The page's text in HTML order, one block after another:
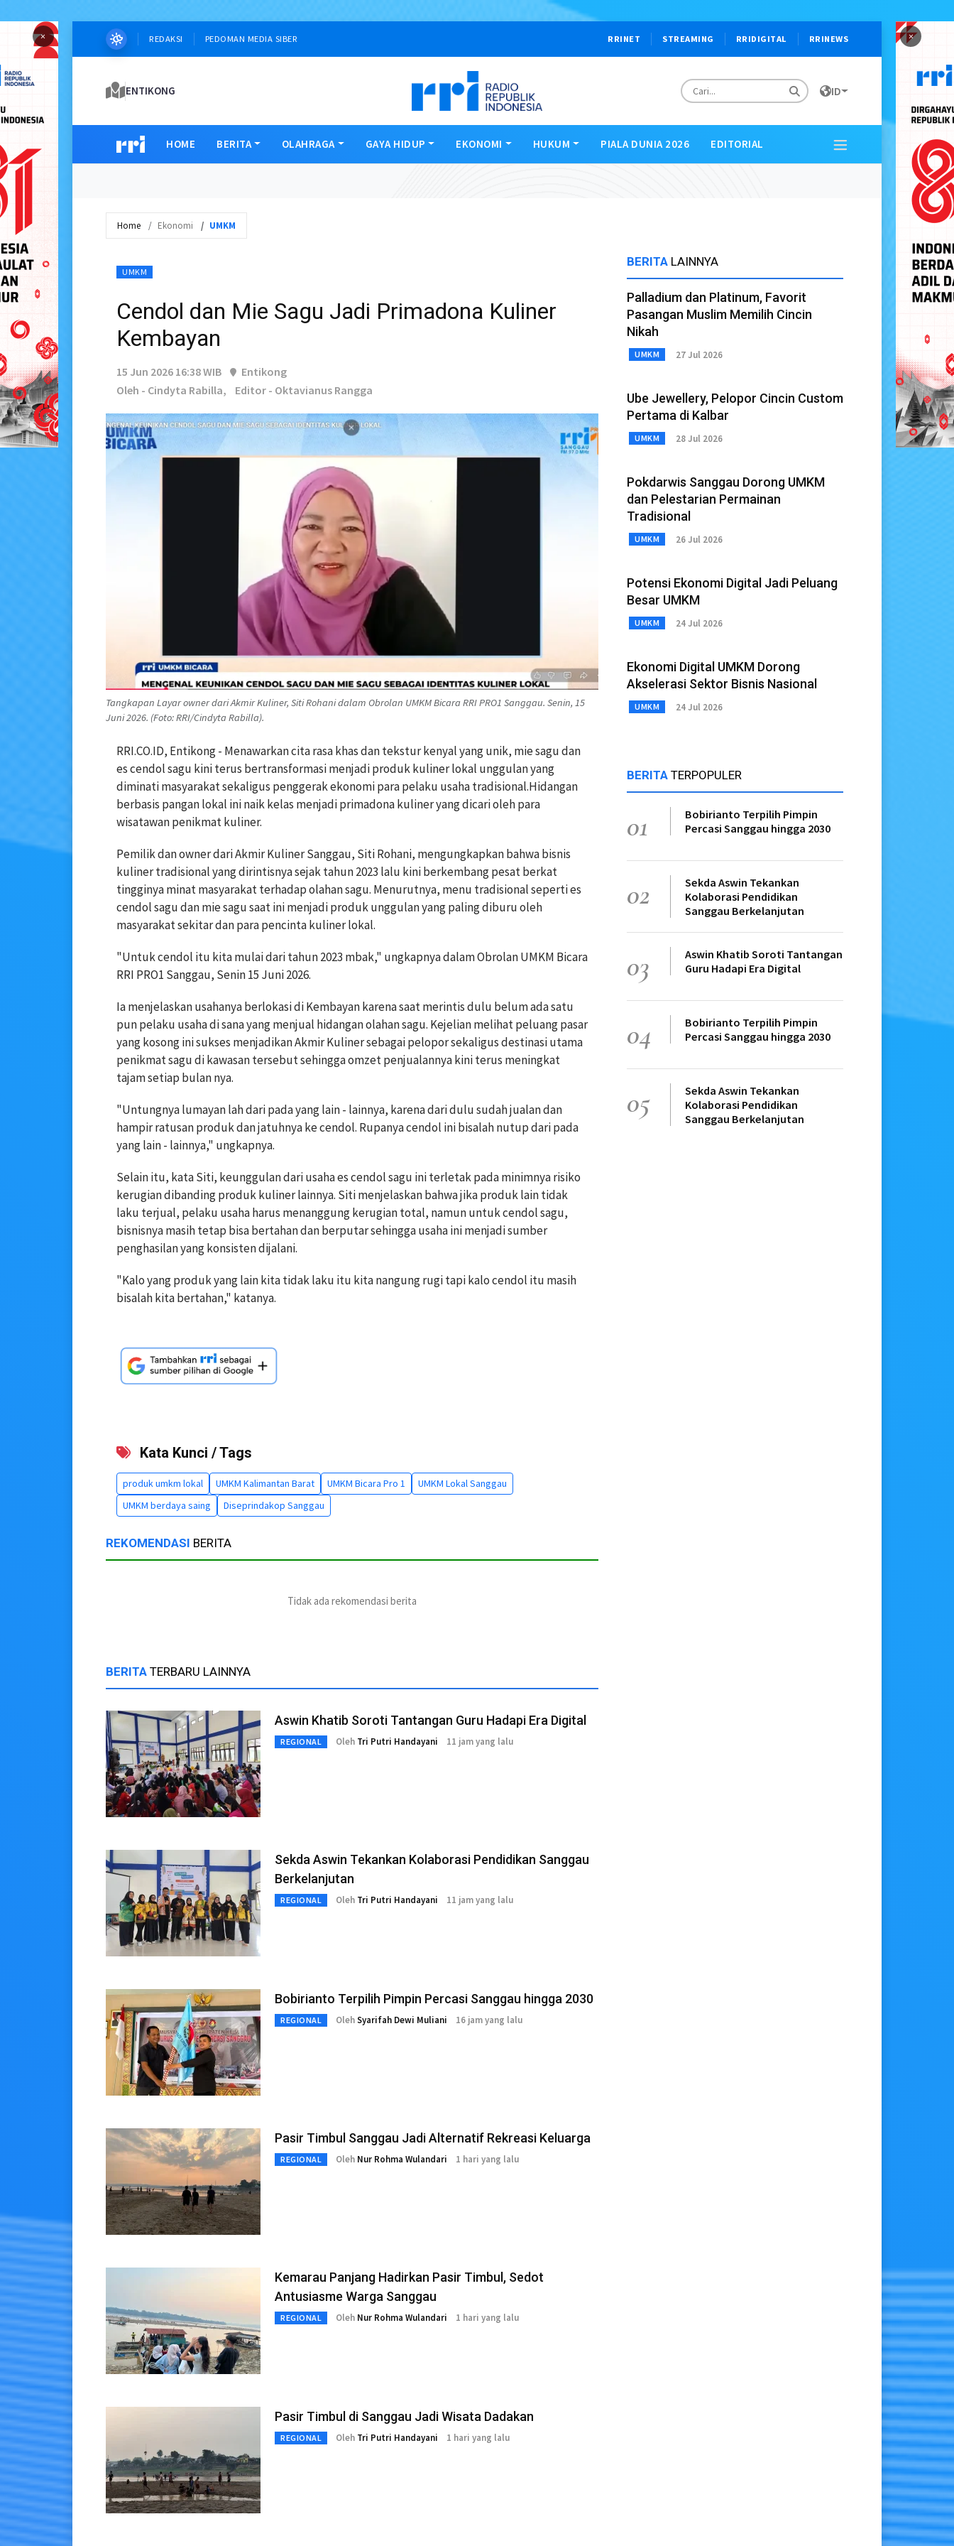
× ×
REDAKSI PEDOMAN MEDIA SIBER RRINET STREAMING RRIDIGITAL RRINEWS
ENTIKONG ID
HOME BERITA OLAHRAGA GAYA HIDUP EKONOMI HUKUM PIALA DUNIA 2026 EDITORIAL
Home Ekonomi UMKM
UMKM
Cendol dan Mie Sagu Jadi Primadona Kuliner
Kembayan
15 Jun 2026 16:38 WIB
Entikong
Oleh - Cindyta Rabilla,
Editor - Oktavianus Rangga
Tangkapan Layar owner dari Akmir Kuliner, Siti Rohani dalam Obrolan UMKM Bicara RRI PRO1 Sanggau. Senin, 15
Juni 2026. (Foto: RRI/Cindyta Rabilla).
RRI.CO.ID, Entikong - Menawarkan cita rasa khas dan tekstur kenyal yang unik, mie sagu dan
es cendol sagu kini terus bertransformasi menjadi produk kuliner lokal unggulan yang
diminati masyarakat sekaligus penggerak ekonomi para pelaku usaha tradisional.Hidangan
berbasis pangan lokal ini naik kelas menjadi primadona kuliner yang dicari oleh para
wisatawan penikmat kuliner.
Pemilik dan owner dari Akmir Kuliner Sanggau, Siti Rohani, mengungkapkan bahwa bisnis
kuliner tradisional yang dirintisnya sejak tahun 2023 lalu kini berkembang pesat berkat
tingginya minat masyarakat terhadap olahan sagu. Menurutnya, menu tradisional seperti es
cendol sagu dan mie sagu saat ini menjadi produk unggulan yang paling diburu oleh
masyarakat sekitar dan para pencinta kuliner lokal.
"Untuk cendol itu kita mulai dari tahun 2023 mbak," ungkapnya dalam Obrolan UMKM Bicara
RRI PRO1 Sanggau, Senin 15 Juni 2026.
Ia menjelaskan usahanya berlokasi di Kembayan karena saat merintis dulu belum ada satu
pun pelaku usaha di sana yang menjual hidangan olahan sagu. Kejelian melihat peluang pasar
yang kosong ini sukses menjadikan Akmir Kuliner sebagai pelopor sekaligus destinasi utama
penikmat sagu di kawasan tersebut sehingga omzet penjualannya kini terus meningkat
tajam setiap bulan nya.
"Untungnya lumayan lah dari pada yang lain - lainnya, karena dari dulu sudah jualan dan
hampir ratusan produk dan jatuhnya ke cendol. Rupanya cendol ini bisalah nutup dari pada
yang lain - lainnya," ungkapnya.
Selain itu, kata Siti, keunggulan dari usaha es cendol sagu ini terletak pada minimnya risiko
kerugian dibanding produk kuliner lainnya. Siti menjelaskan bahwa jika produk lain tidak
laku terjual, pelaku usaha harus menanggung kerugian total, namun untuk cendol sagu,
bisnisnya masih tetap bisa bertahan dan berputar sehingga usaha ini menjadi sumber
penghasilan yang konsisten dijalani.
"Kalo yang produk yang lain kita tidak laku itu kita nangung rugi tapi kalo cendol itu masih
bisalah kita bertahan," katanya.
Kata Kunci / Tags
produk umkm lokal UMKM Kalimantan Barat UMKM Bicara Pro 1
UMKM Lokal Sanggau
UMKM berdaya saing
Diseprindakop Sanggau
REKOMENDASI BERITA
Tidak ada rekomendasi berita
BERITA TERBARU LAINNYA
Aswin Khatib Soroti Tantangan Guru Hadapi Era Digital
REGIONAL Oleh Tri Putri Handayani 11 jam yang lalu
Sekda Aswin Tekankan Kolaborasi Pendidikan Sanggau
Berkelanjutan
REGIONAL Oleh Tri Putri Handayani 11 jam yang lalu
Bobirianto Terpilih Pimpin Percasi Sanggau hingga 2030
REGIONAL OlehSyarifah Dewi Muliani 16 jam yang lalu
Pasir Timbul Sanggau Jadi Alternatif Rekreasi Keluarga
REGIONAL Oleh Nur Rohma Wulandari 1 hari yang lalu
Kemarau Panjang Hadirkan Pasir Timbul, Sedot
Antusiasme Warga Sanggau
REGIONAL Oleh Nur Rohma Wulandari 1 hari yang lalu
Pasir Timbul di Sanggau Jadi Wisata Dadakan
REGIONAL Oleh Tri Putri Handayani 1 hari yang lalu
BERITA LAINNYA
Palladium dan Platinum, Favorit
Pasangan Muslim Memilih Cincin
Nikah
UMKM 27 Jul 2026
Ube Jewellery, Pelopor Cincin Custom
Pertama di Kalbar
UMKM 28 Jul 2026
Pokdarwis Sanggau Dorong UMKM
dan Pelestarian Permainan
Tradisional
UMKM 26 Jul 2026
Potensi Ekonomi Digital Jadi Peluang
Besar UMKM
UMKM 24 Jul 2026
Ekonomi Digital UMKM Dorong
Akselerasi Sektor Bisnis Nasional
UMKM 24 Jul 2026
BERITA TERPOPULER
01
Bobirianto Terpilih Pimpin
Percasi Sanggau hingga 2030
02
Sekda Aswin Tekankan
Kolaborasi Pendidikan
Sanggau Berkelanjutan
03
Aswin Khatib Soroti Tantangan
Guru Hadapi Era Digital
04
Bobirianto Terpilih Pimpin
Percasi Sanggau hingga 2030
05
Sekda Aswin Tekankan
Kolaborasi Pendidikan
Sanggau Berkelanjutan